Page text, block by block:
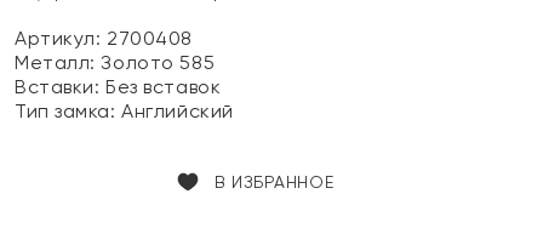
Артикул: 2700408
Металл:Золото 585
Вставки:Без вставок
Тип замка:Английский
В ИЗБРАННОЕ